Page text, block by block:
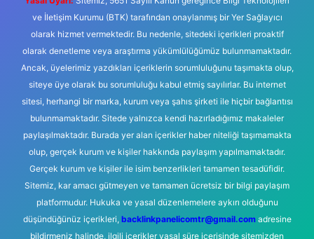
ve İletişim Kurumu (BTK) tarafından onaylanmış bir Yer Sağlayıcı
olarak hizmet vermektedir. Bu nedenle, sitedeki içerikleri proaktif
olarak denetleme veya araştırma yükümlülüğümüz bulunmamaktadır.
Ancak, üyelerimiz yazdıkları içeriklerin sorumluluğunu taşımakta olup,
siteye üye olarak bu sorumluluğu kabul etmiş sayılırlar. Bu internet
sitesi, herhangi bir marka, kurum veya şahıs şirketi ile hiçbir bağlantısı
bulunmamaktadır. Sitede yalnızca kendi hazırladığımız makaleler
paylaşılmaktadır. Burada yer alan içerikler haber niteliği taşımamakta
olup, gerçek kurum ve kişiler hakkında paylaşım yapılmamaktadır.
Gerçek kurum ve kişiler ile isim benzerlikleri tamamen tesadüfidir.
Sitemiz, kar amacı gütmeyen ve tamamen ücretsiz bir bilgi paylaşım
platformudur. Hukuka ve yasal düzenlemelere aykırı olduğunu
düşündüğünüz içerikleri, backlinkpanelicomtr@gmail.comadresine
bildirmeniz halinde, ilgili içerikler yasal süre içerisinde sitemizden